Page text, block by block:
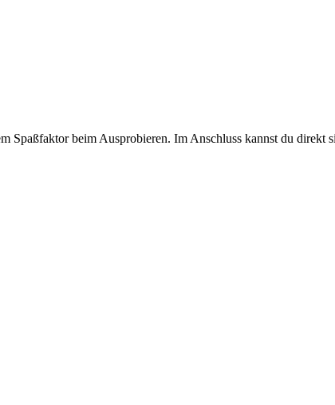
beim Ausprobieren. Im Anschluss kannst du direkt